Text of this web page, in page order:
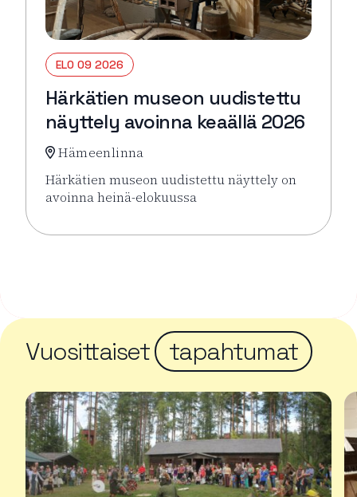
ELO 09 2026
Härkätien museon uudistettu
näyttely avoinna keaällä 2026
Hämeenlinna
Härkätien museon uudistettu näyttely on
avoinna heinä-elokuussa
Lue lisää tapahtumasta Härkätien museon
Vuosittaiset tapahtumat